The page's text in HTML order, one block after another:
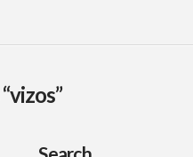
“vizos”